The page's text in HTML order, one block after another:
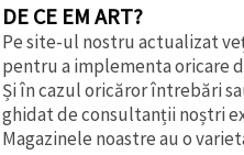
DE CE EM ART?
Pe site-ul nostru actualizat
pentru a implementa oricare
Și în cazul oricăror întrebări
ghidat de consultanții noștri
Magazinele noastre au o